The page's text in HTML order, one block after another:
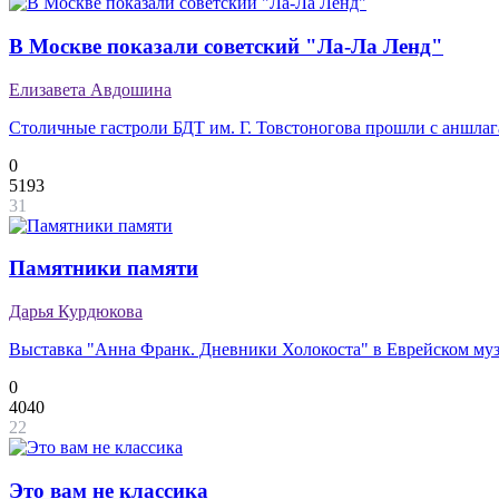
В Москве показали советский "Ла-Ла Ленд"
Елизавета Авдошина
Столичные гастроли БДТ им. Г. Товстоногова прошли с
0
5193
31
Памятники памяти
Дарья Курдюкова
Выставка "Анна Франк. Дневники Холокоста" в Еврейском
0
4040
22
Это вам не классика